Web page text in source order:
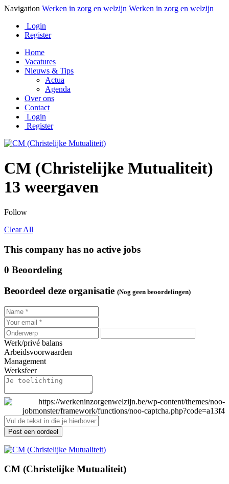
Navigation Werken in zorg en welzijn Werken in zorg en welzijn
Login
Register
Home
Vacatures
Nieuws & Tips
Actua
Agenda
Over ons
Contact
Login
Register
CM (Christelijke Mutualiteit)
13 weergaven
Follow
Clear All
This company has no active jobs
0 Beoordeling
Beoordeel deze organisatie (Nog geen beoordelingen)
Werk/privé balans
Arbeidsvoorwaarden
Management
Werksfeer
Post een oordeel
CM (Christelijke Mutualiteit)